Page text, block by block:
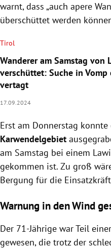
warnt, dass „auch apere
überschüttet werden
Tirol
Wanderer am Samstag von
verschüttet: Suche in Vomp
vertagt
17.09.2024
Erst am Donnerstag konnte
Karwendelgebiet
am Samstag bei einem
gekommen ist. Zu groß
Bergung für die
Warnung in den Wind
Der 71-Jährige war Teil einer
gewesen, die trotz der